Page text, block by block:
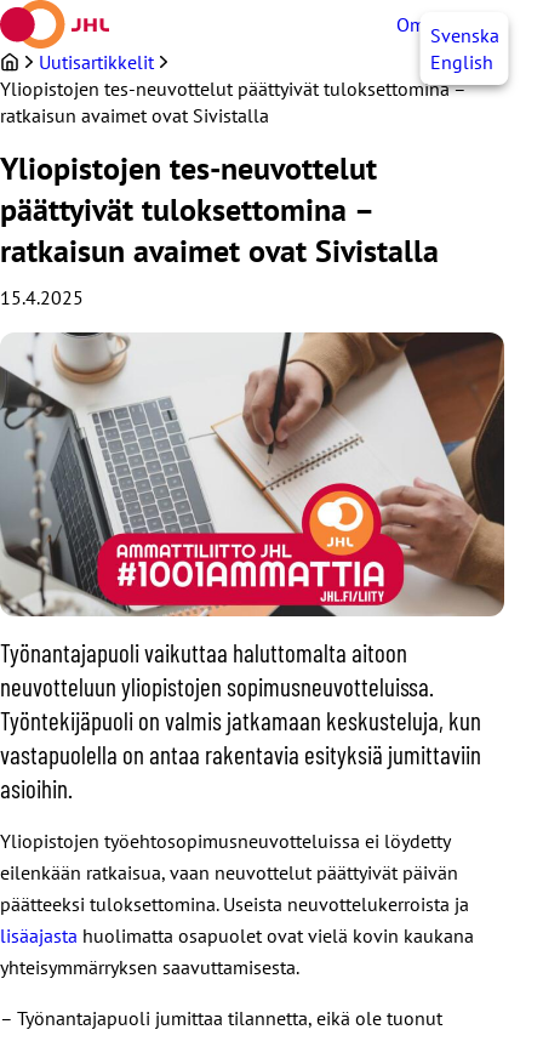
Siirry
sisältöön
OmaJHLSvenska
English
Uutisartikkelit
Yliopistojen tes-neuvottelut päättyivät tuloksettomina –
ratkaisun avaimet ovat Sivistalla
Yliopistojen tes-neuvottelut
päättyivät tuloksettomina –
ratkaisun avaimet ovat Sivistalla
15.4.2025
Työnantajapuoli vaikuttaa haluttomalta aitoon
neuvotteluun yliopistojen sopimusneuvotteluissa.
Työntekijäpuoli on valmis jatkamaan keskusteluja, kun
vastapuolella on antaa rakentavia esityksiä jumittaviin
asioihin.
Yliopistojen työehtosopimusneuvotteluissa ei löydetty
eilenkään ratkaisua, vaan neuvottelut päättyivät päivän
päätteeksi tuloksettomina. Useista neuvottelukerroista ja
lisäajasta huolimatta osapuolet ovat vielä kovin kaukana
yhteisymmärryksen saavuttamisesta.
– Työnantajapuoli jumittaa tilannetta, eikä ole tuonut